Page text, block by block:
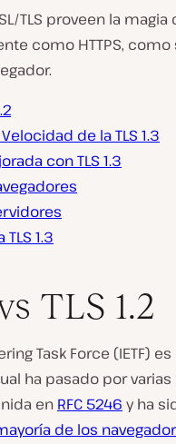
TLS proveen la
como HTTPS, como
de la TLS 1.3
con TLS 1.3
1.3
TLS 1.2
Task Force (IETF)
ha pasado por
en RFC 5246 y ha
de los